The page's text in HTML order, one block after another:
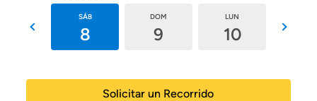
SÁB
8
DOM
9
LUN
10
Solicitar un Recorrido